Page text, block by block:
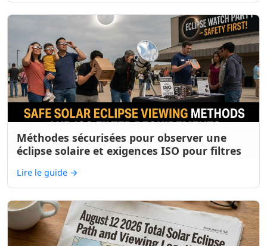
Méthodes sécurisées pour observer une
éclipse solaire et exigences ISO pour filtres
Lire le guide →